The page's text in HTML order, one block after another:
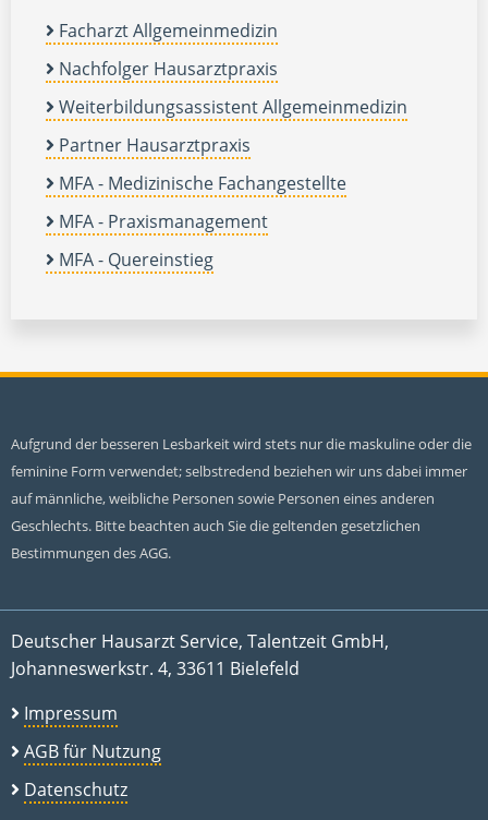
Facharzt Allgemeinmedizin
Nachfolger Hausarztpraxis
Weiterbildungsassistent Allgemeinmedizin
Partner Hausarztpraxis
MFA - Medizinische Fachangestellte
MFA - Praxismanagement
MFA - Quereinstieg
Aufgrund der besseren Lesbarkeit wird stets nur die maskuline oder die
feminine Form verwendet; selbstredend beziehen wir uns dabei immer
auf männliche, weibliche Personen sowie Personen eines anderen
Geschlechts. Bitte beachten auch Sie die geltenden gesetzlichen
Bestimmungen des AGG.
Deutscher Hausarzt Service, Talentzeit GmbH,
Johanneswerkstr. 4, 33611 Bielefeld
Impressum
AGB für Nutzung
Datenschutz